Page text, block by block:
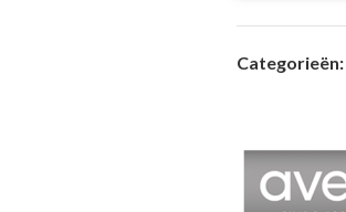
Categorieën: